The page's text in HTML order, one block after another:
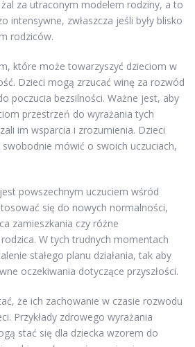
za utraconym modelem rodziny, a to
intensywne, zwłaszcza jeśli były blisko
rodziców.
które może towarzyszyć dzieciom w
Dzieci mogą zrzucać winę za rozwód
poczucia bezsilności. Ważne jest, aby
przestrzeń do wyrażania tych
im wsparcia i zrozumienia. Dzieci
mówić o swoich uczuciach,
powszechnym uczuciem wśród
się do nowych normalności,
zamieszkania czy różne
W tych trudnych momentach
stałego planu działania, tak aby
oczekiwania dotyczące przyszłości.
że ich zachowanie w czasie rozwodu
Przykłady zdrowego wyrażania
stać się dla dziecka wzorem do